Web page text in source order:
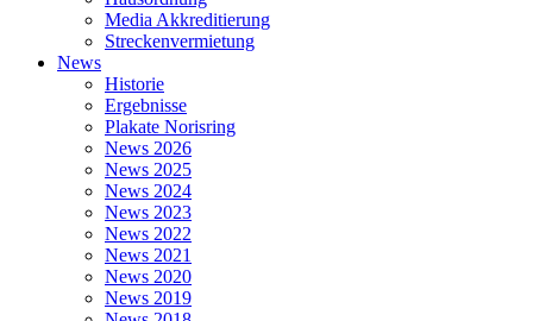
Media Akkreditierung
Streckenvermietung
News
Historie
Ergebnisse
Plakate Norisring
News 2026
News 2025
News 2024
News 2023
News 2022
News 2021
News 2020
News 2019